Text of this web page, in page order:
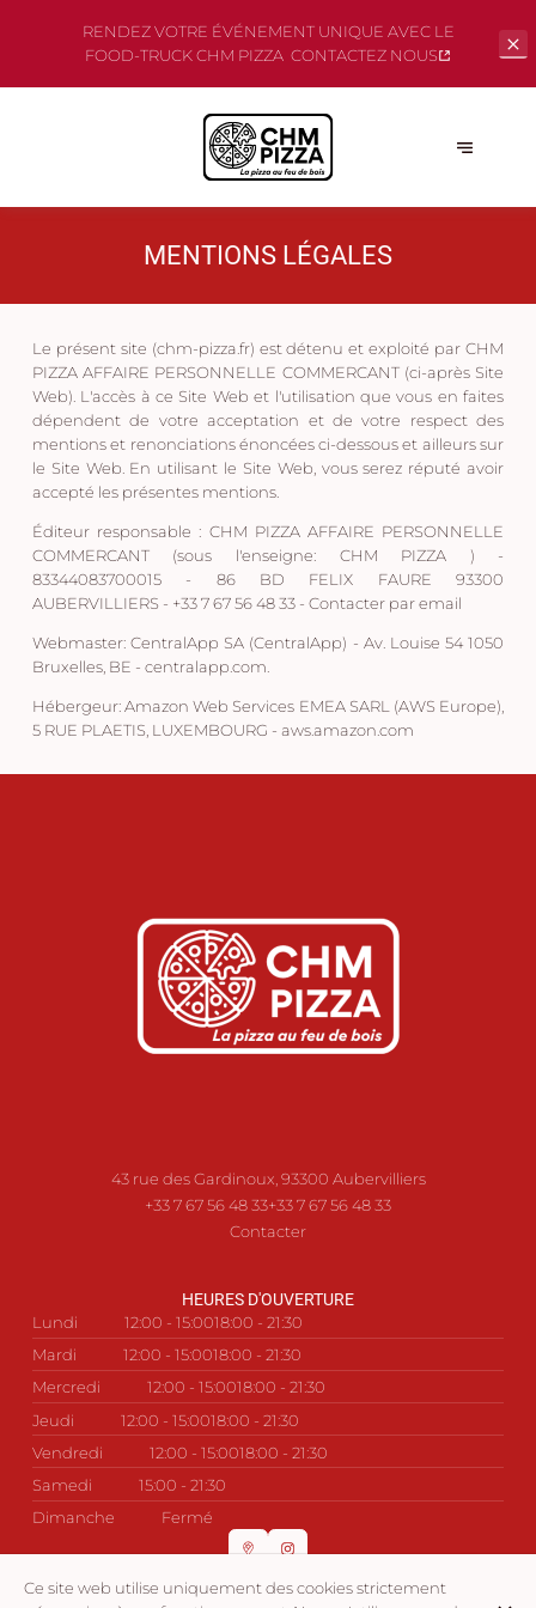
FOOD-TRUCK CHM PIZZA CONTACTEZ NOUS
MENTIONS LÉGALES
Le présent site (chm-pizza.fr) est détenu et exploité par CHM
PIZZA AFFAIRE PERSONNELLE COMMERCANT (ci-après Site
Web). L'accès à ce Site Web et l'utilisation que vous en faites
dépendent de votre acceptation et de votre respect des
mentions et renonciations énoncées ci-dessous et ailleurs sur
le Site Web. En utilisant le Site Web, vous serez réputé avoir
accepté les présentes mentions.
Éditeur responsable : CHM PIZZA AFFAIRE PERSONNELLE
COMMERCANT (sous l'enseigne: CHM PIZZA ) -
83344083700015 - 86 BD FELIX FAURE 93300
AUBERVILLIERS - +33 7 67 56 48 33 - Contacter par email
Webmaster:CentralApp SA (CentralApp) - Av. Louise 54 1050
Bruxelles, BE - centralapp.com.
Hébergeur:Amazon Web Services EMEA SARL (AWS Europe),
5 RUE PLAETIS, LUXEMBOURG - aws.amazon.com
43 rue des Gardinoux, 93300 Aubervilliers
+33 7 67 56 48 33+33 7 67 56 48 33
Contacter
HEURES D'OUVERTURE
Lundi
12:00 - 15:0018:00 - 21:30
Mardi
12:00 - 15:0018:00 - 21:30
Mercredi
12:00 - 15:0018:00 - 21:30
Jeudi
12:00 - 15:0018:00 - 21:30
Vendredi
12:00 - 15:0018:00 - 21:30
Samedi
15:00 - 21:30
Dimanche
Fermé
Ce site web utilise uniquement des cookies strictement